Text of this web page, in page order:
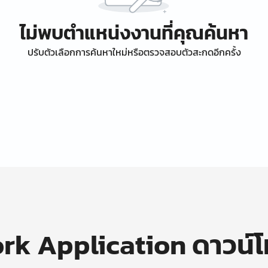
ไม่พบตำแหน่งงานที่คุณค้นหา
ปรับตัวเลือกการค้นหาใหม่หรือตรวจสอบตัวสะกดอีกครั้ง
Application ดาวน์